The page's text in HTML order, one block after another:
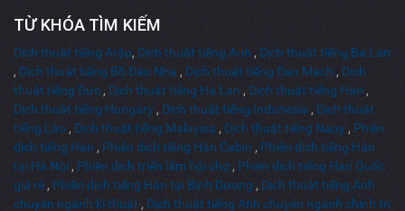
TỪ KHÓA TÌM KIẾM
Dịch thuật tiếng Arập, Dịch thuật tiếng Anh , Dịch thuật tiếng Ba Lan
, Dịch thuật tiếng Bồ Đào Nha , Dịch thuật tiếng Đan Mạch , Dịch
thuật tiếng Đức , Dịch thuật tiếng Hà Lan , Dịch thuật tiếng Hàn ,
Dịch thuật tiếng Hungary , Dịch thuật tiếng Indonesia , Dịch thuật
tiếng Lào , Dịch thuật tiếng Malaysia , Dịch thuật tiếng Nauy , Phiên
dịch tiếng Hàn , Phiên dịch tiếng Hàn Cabin , Phiên dịch tiếng Hàn
tại Hà Nội , Phiên dịch triển lãm hội chợ , Phiên dịch tiếng Han Quốc
giá rẻ , Phiên dịch tiếng Hàn tại Bình Dương , Dịch thuật tiếng Anh
chuyên ngành kĩ thuật , Dịch thuật tiếng Anh chuyên ngành chính trị